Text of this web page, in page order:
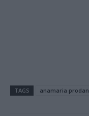
TAGS anamaria prodan